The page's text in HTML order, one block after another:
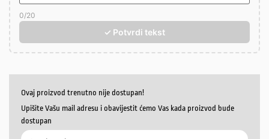
0/20
✓ Potvrdi tekst
Ovaj proizvod trenutno nije dostupan!
Upišite Vašu mail adresu i obavijestit ćemo Vas kada proizvod bude
dostupan